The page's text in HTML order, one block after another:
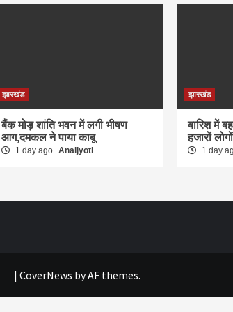
झारखंड
बैंक मोड़ शांति भवन में लगी भीषण
आग,दमकल ने पाया काबू
1 day ago Analjyoti
झारखंड
बारिश में
हजारों
1 day
| CoverNews by AF themes.